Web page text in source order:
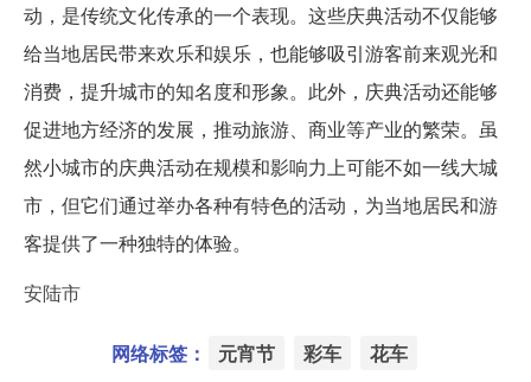
动，是传统文化传承的一个表现。这些庆典活动不仅能够
给当地居民带来欢乐和娱乐，也能够吸引游客前来观光和
消费，提升城市的知名度和形象。此外，庆典活动还能够
促进地方经济的发展，推动旅游、商业等产业的繁荣。虽
然小城市的庆典活动在规模和影响力上可能不如一线大城
市，但它们通过举办各种有特色的活动，为当地居民和游
客提供了一种独特的体验。
安陆市
网络标签： 元宵节 彩车 花车